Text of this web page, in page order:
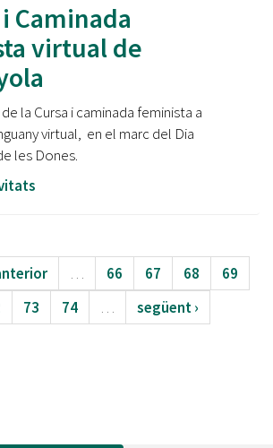
Caminada
virtual de
la Cursa i caminada feminista a
virtual, en el marc del Dia
les Dones.
… 66 67 68
69
73 74 …
següent ›